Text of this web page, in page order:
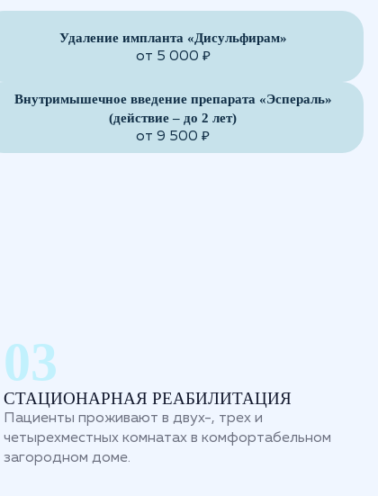
Удаление импланта «Дисульфирам»
от 5 000 ₽
Внутримышечное введение препарата «Эспераль»
(действие – до 2 лет)
от 9 500 ₽
СТАЦИОНАРНАЯ РЕАБИЛИТАЦИЯ
Пациенты проживают в двух-, трех и
четырехместных комнатах в комфортабельном
загородном доме.